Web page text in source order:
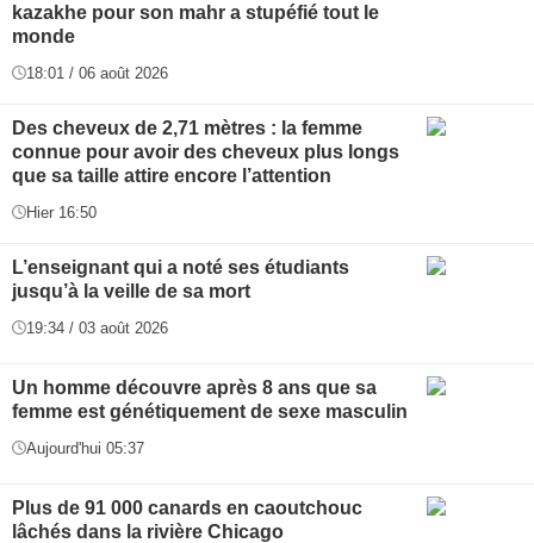
kazakhe pour son mahr a stupéfié tout le
monde
18:01 / 06 août 2026
Des cheveux de 2,71 mètres : la femme
connue pour avoir des cheveux plus longs
que sa taille attire encore l’attention
Hier 16:50
L’enseignant qui a noté ses étudiants
jusqu’à la veille de sa mort
19:34 / 03 août 2026
Un homme découvre après 8 ans que sa
femme est génétiquement de sexe masculin
Aujourd'hui 05:37
Plus de 91 000 canards en caoutchouc
lâchés dans la rivière Chicago